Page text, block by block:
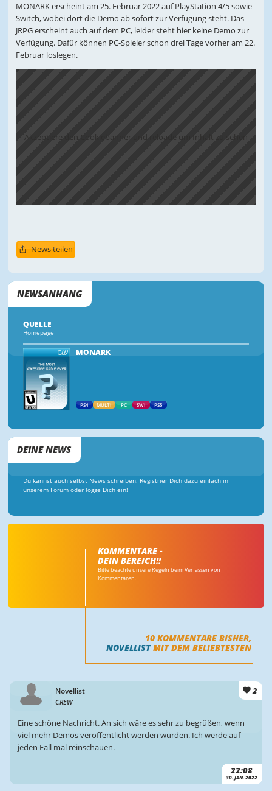
MONARK erscheint am 25. Februar 2022 auf PlayStation 4/5 sowie
Switch, wobei dort die Demo ab sofort zur Verfügung steht. Das
JRPG erscheint auch auf dem PC, leider steht hier keine Demo zur
Verfügung. Dafür können PC-Spieler schon drei Tage vorher am 22.
Februar loslegen.
Akzeptiere den Cookiebanner und reloade um Inhalt zu sehen
News teilen
NEWSANHANG
QUELLE
Homepage
MONARK
PS4 MULTI PC SWI PS5
DEINE NEWS
Du kannst auch selbst News schreiben. Registrier Dich dazu einfach in
unserem Forum oder logge Dich ein!
KOMMENTARE -
DEIN BEREICH!!
Bitte beachte unsere Regeln beim Verfassen von
Kommentaren.
10 KOMMENTARE BISHER,
NOVELLISTMIT DEM BELIEBTESTEN
Novellist
CREW
2
22:08
30. JAN. 2022
Eine schöne Nachricht. An sich wäre es sehr zu begrüßen, wenn
viel mehr Demos veröffentlicht werden würden. Ich werde auf
jeden Fall mal reinschauen.